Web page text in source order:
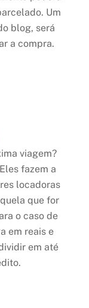
Um
blog, será
a compra.
viagem?
fazem a
locadoras
que for
o caso de
em reais e
em até